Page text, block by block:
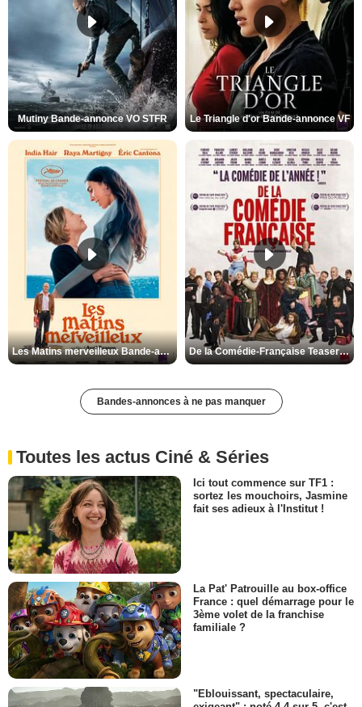
Mutiny Bande-annonce VO STFR Le Triangle d'or Bande-annonce VF
Les Matins merveilleux Bande-annonce VF De la Comédie-Française Teaser VF
Bandes-annonces à ne pas manquer
Toutes les actus Ciné & Séries
Ici tout commence sur TF1 :
sortez les mouchoirs, Jasmine
fait ses adieux à l'Institut !
La Pat' Patrouille au box-office
France : quel démarrage pour le
3ème volet de la franchise
familiale ?
"Eblouissant, spectaculaire,